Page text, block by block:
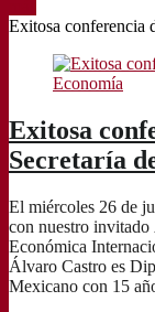
Exitosa conferencia
Exitosa
Secretaría
El miércoles 26 de
con nuestro
Económica
Álvaro Castro es
Mexicano con 15